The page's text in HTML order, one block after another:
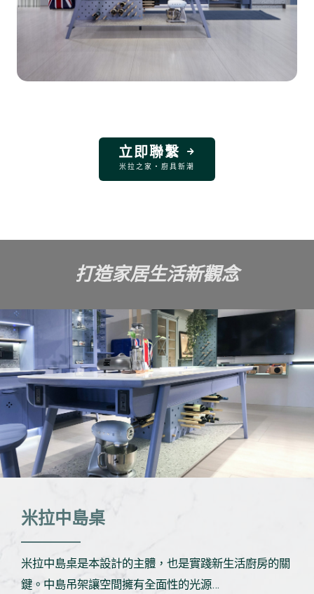
立即聯繫
米拉之家・廚具新潮
打造家居生活新觀念
米拉中島桌
米拉中島桌是本設計的主體，也是實踐新生活廚房的關
鍵。中島吊架讓空間擁有全面性的光源…